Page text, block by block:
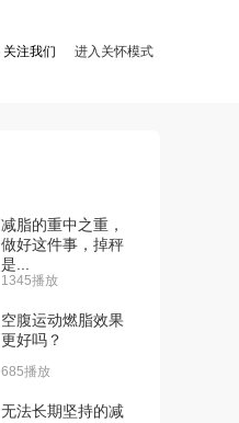
关注我们 进入关怀模式
减脂的重中之重，
做好这件事，掉秤
是...
1345播放
空腹运动燃脂效果
更好吗？
685播放
无法长期坚持的减